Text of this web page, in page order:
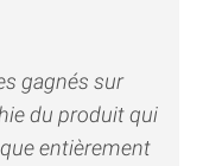
gagnés sur
du produit qui
entièrement